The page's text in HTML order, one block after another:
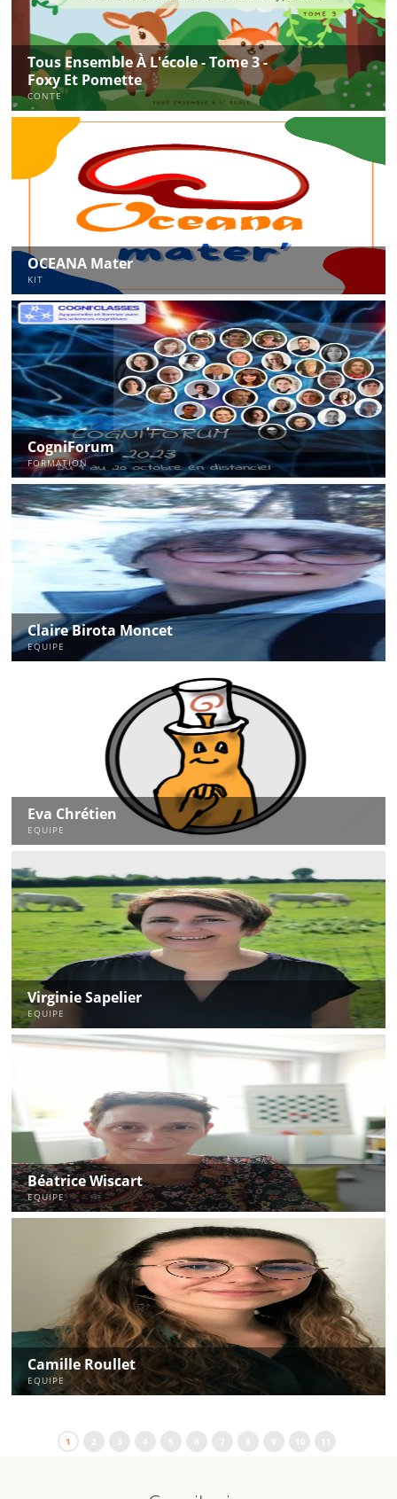
Tous Ensemble À L'école - Tome 3 -
Foxy Et Pomette
CONTE
OCEANA Mater
KIT
CogniForum
FORMATION
Claire Birota Moncet
EQUIPE
Eva Chrétien
EQUIPE
Virginie Sapelier
EQUIPE
Béatrice Wiscart
EQUIPE
Camille Roullet
EQUIPE
1